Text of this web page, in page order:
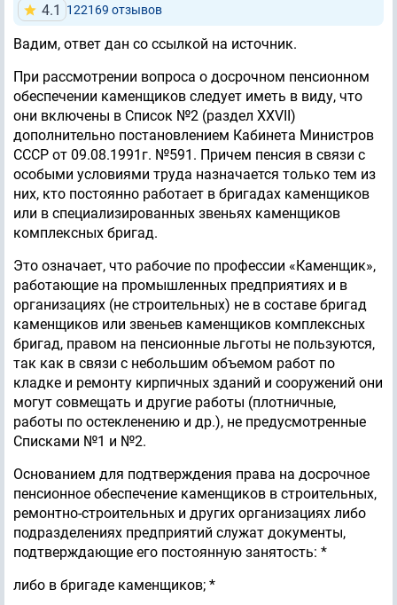
4.1 122169 отзывов
Вадим, ответ дан со ссылкой на источник.
При рассмотрении вопроса о досрочном пенсионном
обеспечении каменщиков следует иметь в виду, что
они включены в Список №2 (раздел XXVII)
дополнительно постановлением Кабинета Министров
СССР от 09.08.1991г. №591. Причем пенсия в связи с
особыми условиями труда назначается только тем из
них, кто постоянно работает в бригадах каменщиков
или в специализированных звеньях каменщиков
комплексных бригад.
Это означает, что рабочие по профессии «Каменщик»,
работающие на промышленных предприятиях и в
организациях (не строительных) не в составе бригад
каменщиков или звеньев каменщиков комплексных
бригад, правом на пенсионные льготы не пользуются,
так как в связи с небольшим объемом работ по
кладке и ремонту кирпичных зданий и сооружений они
могут совмещать и другие работы (плотничные,
работы по остекленению и др.), не предусмотренные
Списками №1 и №2.
Основанием для подтверждения права на досрочное
пенсионное обеспечение каменщиков в строительных,
ремонтно-строительных и других организациях либо
подразделениях предприятий служат документы,
подтверждающие его постоянную занятость: *
либо в бригаде каменщиков; *